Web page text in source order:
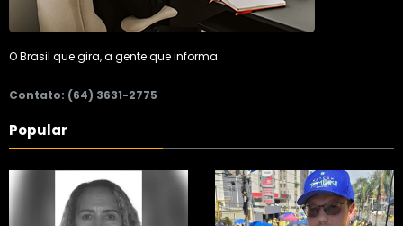
O Brasil que gira, a gente que informa.
Contato: (64) 3631-2775
Popular